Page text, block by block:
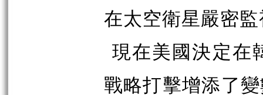
在太空衛星嚴密
現在美國決定在
戰略打擊增添了